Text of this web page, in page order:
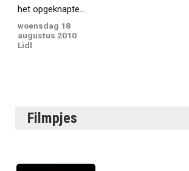
het opgeknapte...
woensdag 18
augustus 2010
Lidl
Filmpjes